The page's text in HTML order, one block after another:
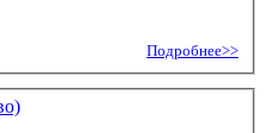
Подробнее>>